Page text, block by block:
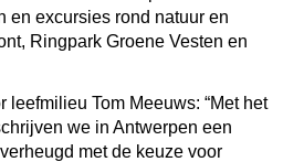
en excursies rond natuur en
Ringpark Groene Vesten en
leefmilieu Tom Meeuws: “Met het
we in Antwerpen een
met de keuze voor